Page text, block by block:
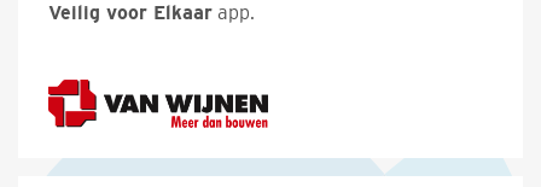
Veilig voor Elkaar app.